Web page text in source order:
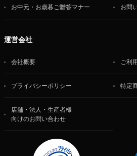
お中元・お歳暮ご贈答マナー お問
運営会社
会社概要 ご利
プライバシーポリシー 特定
店舗・法人・生産者様
向けのお問い合わせ